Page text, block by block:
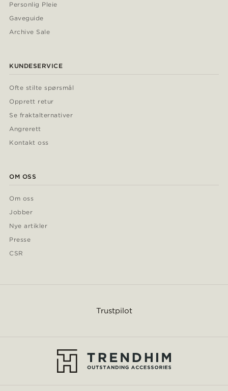
Personlig Pleie
Gaveguide
Archive Sale
KUNDESERVICE
Ofte stilte spørsmål
Opprett retur
Se fraktalternativer
Angrerett
Kontakt oss
OM OSS
Om oss
Jobber
Nye artikler
Presse
CSR
Trustpilot